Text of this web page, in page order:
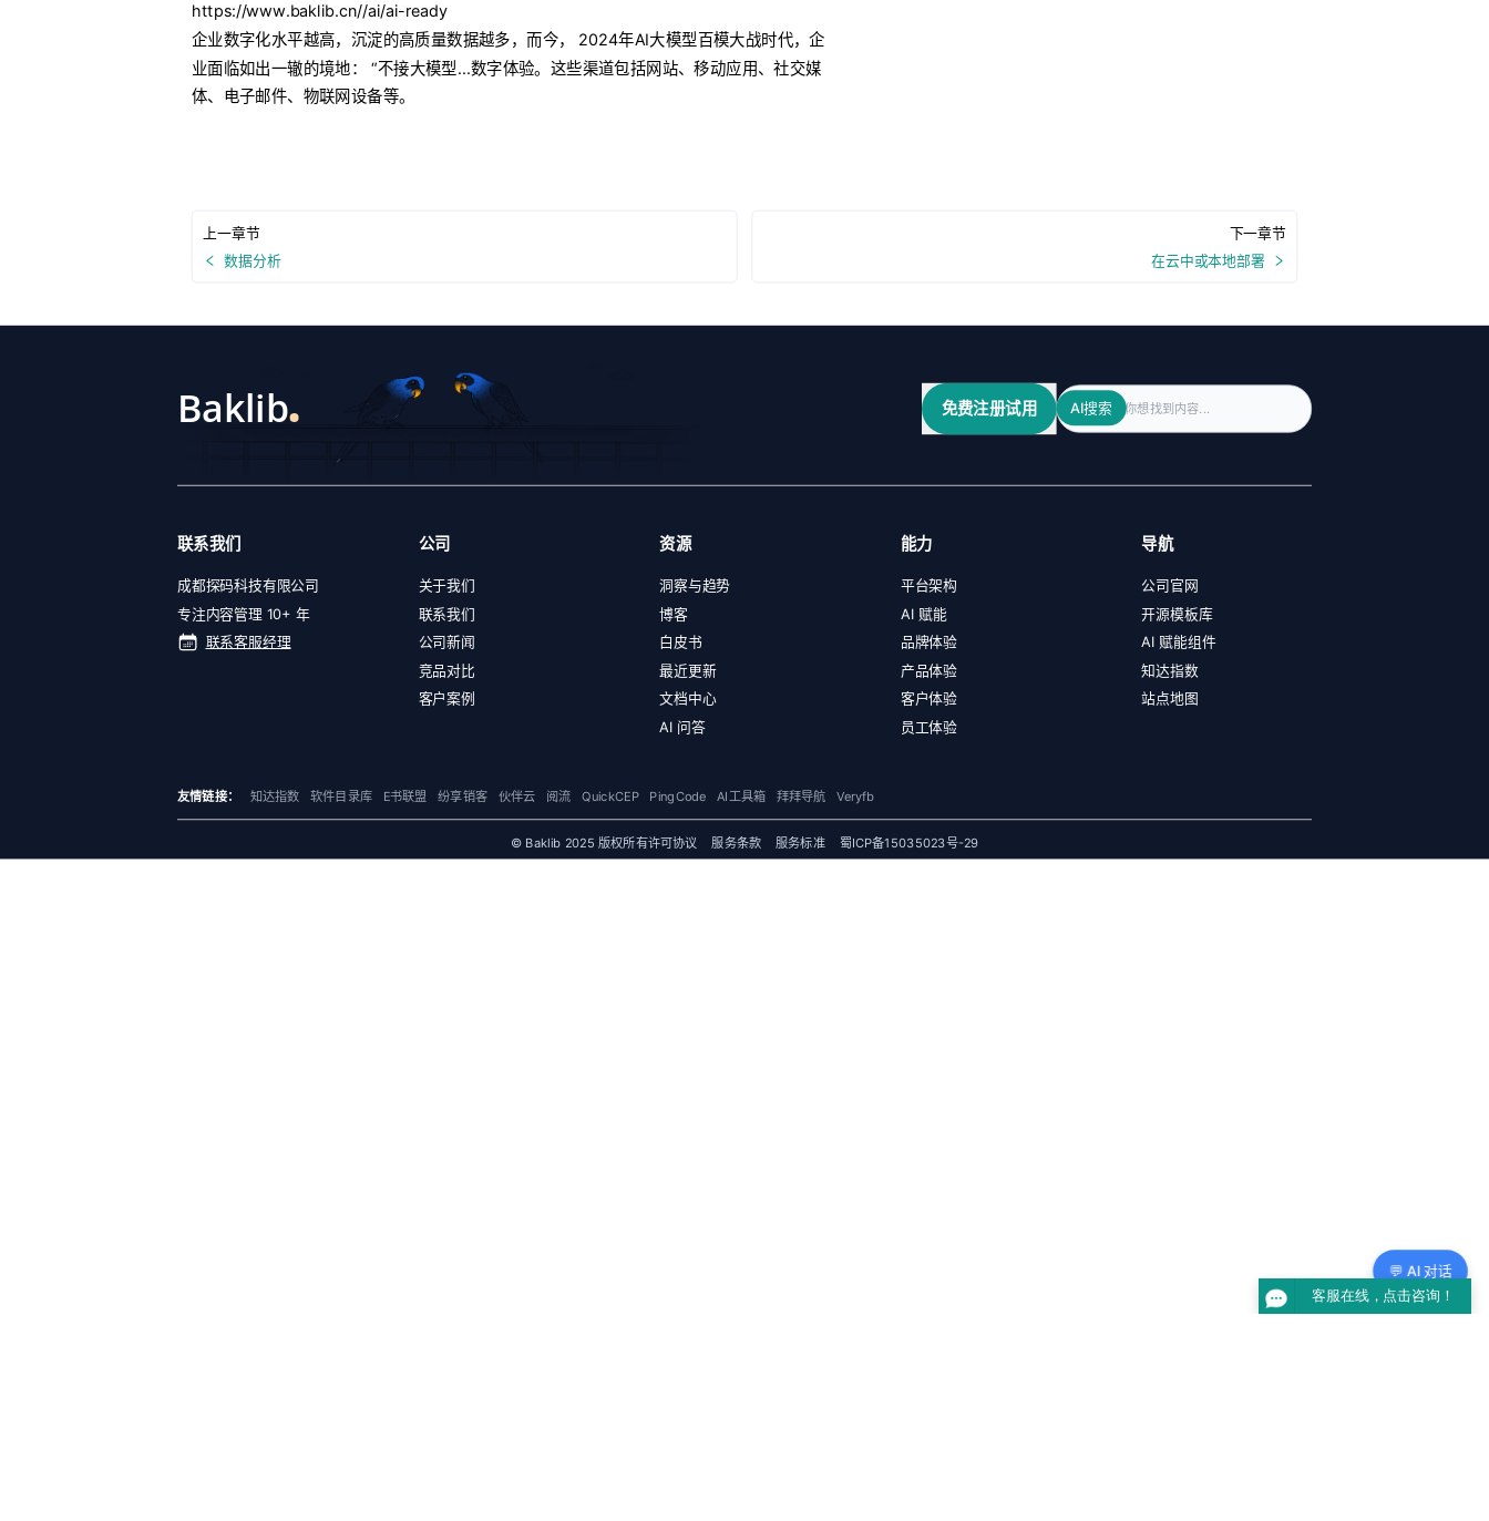
https://www.baklib.cn//ai/ai-ready
企业数字化水平越高，沉淀的高质量数据越多，而今， 2024年AI大模型百模大战时代，企
业面临如出一辙的境地： “不接大模型...数字体验。这些渠道包括网站、移动应用、社交媒
体、电子邮件、物联网设备等。
上一章节
数据分析
下一章节
在云中或本地部署
免费注册试用
Search
AI搜索
联系我们
成都探码科技有限公司
专注内容管理 10+ 年
联系客服经理
公司
关于我们
联系我们
公司新闻
竞品对比
客户案例
资源
洞察与趋势
博客
白皮书
最近更新
文档中心
AI 问答
能力
平台架构
AI 赋能
品牌体验
产品体验
客户体验
员工体验
导航
公司官网
开源模板库
AI 赋能组件
知达指数
站点地图
友情链接： 知达指数 软件目录库 E书联盟 纷享销客 伙伴云 阅流 QuickCEP PingCode AI工具箱 拜拜导航 Veryfb
© Baklib 2025 版权所有许可协议 服务条款 服务标准 蜀ICP备15035023号-29
💬 AI 对话